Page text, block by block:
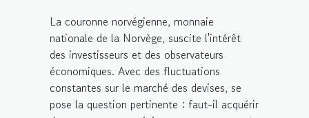
La couronne norvégienne, monnaie
nationale de la Norvège, suscite l'intérêt
des investisseurs et des observateurs
économiques. Avec des fluctuations
constantes sur le marché des devises, se
pose la question pertinente : faut-il acquérir